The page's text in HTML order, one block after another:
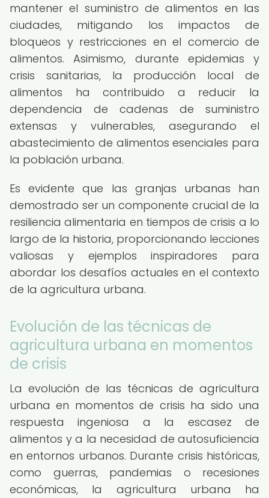
mantener el suministro de alimentos en las
ciudades, mitigando los impactos de
bloqueos y restricciones en el comercio de
alimentos. Asimismo, durante epidemias y
crisis sanitarias, la producción local de
alimentos ha contribuido a reducir la
dependencia de cadenas de suministro
extensas y vulnerables, asegurando el
abastecimiento de alimentos esenciales para
la población urbana.
Es evidente que las granjas urbanas han
demostrado ser un componente crucial de la
resiliencia alimentaria en tiempos de crisis a lo
largo de la historia, proporcionando lecciones
valiosas y ejemplos inspiradores para
abordar los desafíos actuales en el contexto
de la agricultura urbana.
Evolución de las técnicas de
agricultura urbana en momentos
de crisis
La evolución de las técnicas de agricultura
urbana en momentos de crisis ha sido una
respuesta ingeniosa a la escasez de
alimentos y a la necesidad de autosuficiencia
en entornos urbanos. Durante crisis históricas,
como guerras, pandemias o recesiones
económicas, la agricultura urbana ha